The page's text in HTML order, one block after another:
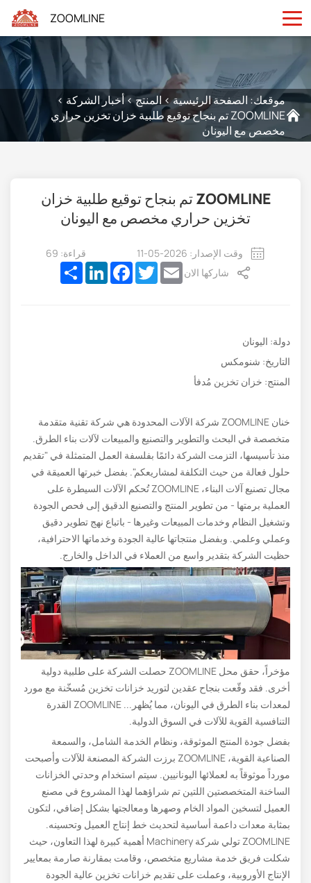
ZOOMLINE
موقعك: الصفحة الرئيسية> المنتج>أخبار الشركة >
ZOOMLINE تم بنجاح توقيع طلبية خزان تخزين حراري
مخصص مع اليونان
ZOOMLINE تم بنجاح توقيع طلبية خزان
تخزين حراري مخصص مع اليونان
وقت الإصدار: 2026-05-11
قراءة: 69
شاركها الان
Share
LinkedInFacebookTwitterEmail
دولة: اليونان
التاريخ: شنومكس
المنتج: خزان تخزين مُدفأ
خنان ZOOMLINE شركة الآلات المحدودة هي شركة تقنية متقدمة
متخصصة في البحث والتطوير والتصنيع والمبيعات لآلات بناء الطرق.
منذ تأسيسها، التزمت الشركة دائمًا بفلسفة العمل المتمثلة في "تقديم
حلول فعالة من حيث التكلفة لمشاريعكم". بفضل خبرتها العميقة في
مجال تصنيع آلات البناء، ZOOMLINE تُحكم الآلات السيطرة على
العملية برمتها - من تطوير المنتج والتصنيع الدقيق إلى فحص الجودة
وتشغيل النظام وخدمات المبيعات وغيرها - باتباع نهج تطوير دقيق
وعملي وعلمي. وبفضل منتجاتها عالية الجودة وخدماتها الاحترافية،
حظيت الشركة بتقدير واسع من العملاء في الداخل والخارج.
مؤخراً، حقق محل ZOOMLINE حصلت الشركة على طلبية دولية
أخرى. فقد وقّعت بنجاح عقدين لتوريد خزانات تخزين مُسخّنة مع مورد
لمعدات بناء الطرق في اليونان، مما يُظهر... ZOOMLINE القدرة
التنافسية القوية للآلات في السوق الدولية.
بفضل جودة المنتج الموثوقة، ونظام الخدمة الشامل، والسمعة
الصناعية القوية، ZOOMLINE برزت الشركة المصنعة للآلات وأصبحت
مورداً موثوقاً به لعملائها اليونانيين. سيتم استخدام وحدتي الخزانات
الساخنة المتخصصتين اللتين تم شراؤهما لهذا المشروع في مصنع
العميل لتسخين المواد الخام وصهرها ومعالجتها بشكل إضافي، لتكون
بمثابة معدات داعمة أساسية لتحديث خط إنتاج العميل وتحسينه.
ZOOMLINE تولي شركة Machinery أهمية كبيرة لهذا التعاون، حيث
شكلت فريق خدمة مشاريع متخصص، وقامت بمقارنة صارمة بمعايير
الإنتاج الأوروبية، وعملت على تقديم خزانات تخزين عالية الجودة